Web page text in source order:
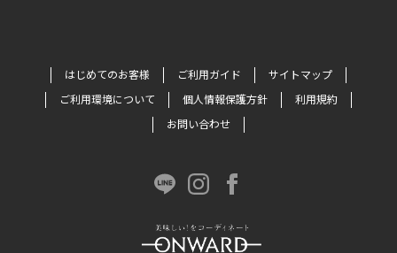
はじめてのお客様 ご利用ガイド
サイトマップ
ご利用環境について
個人情報保護方針
利用規約
お問い合わせ